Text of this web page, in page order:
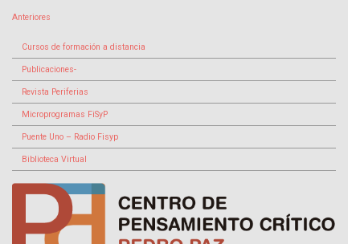
Anteriores
Cursos de formación a distancia
Publicaciones-
Revista Periferias
Microprogramas FiSyP
Puente Uno – Radio Fisyp
Biblioteca Virtual